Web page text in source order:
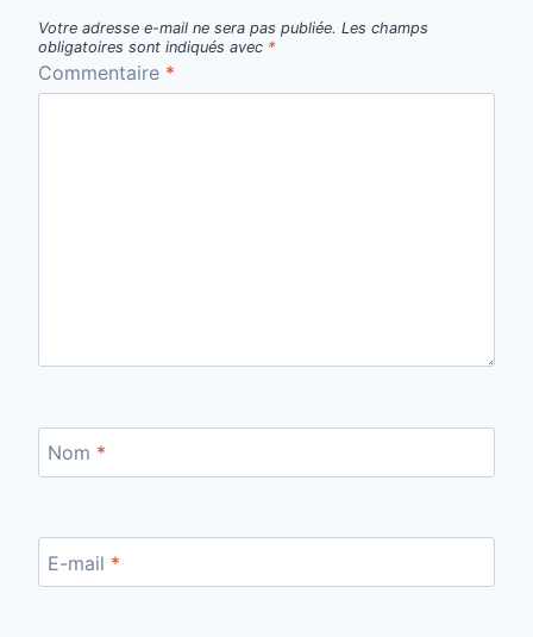
Votre adresse e-mail ne sera pas publiée. Les champs
obligatoires sont indiqués avec *
Commentaire *
Nom *
E-mail *